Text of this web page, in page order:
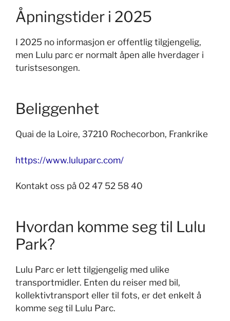
Åpningstider i 2025
I 2025 no informasjon er offentlig tilgjengelig,
men Lulu parc er normalt åpen alle hverdager i
turistsesongen.
Beliggenhet
Quai de la Loire, 37210 Rochecorbon, Frankrike
https://www.luluparc.com/
Kontakt oss på 02 47 52 58 40
Hvordan komme seg til Lulu
Park?
Lulu Parc er lett tilgjengelig med ulike
transportmidler. Enten du reiser med bil,
kollektivtransport eller til fots, er det enkelt å
komme seg til Lulu Parc.